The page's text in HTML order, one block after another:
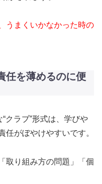
うまくいかなかった時の
任を薄めるのに便
クラブ”形式は、学びや
任がぼやけやすいです。
取り組み方の問題」「個